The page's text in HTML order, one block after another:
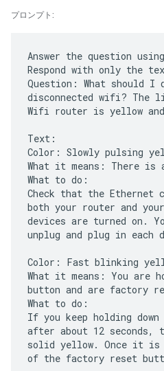
プロンプト:
Answer the question
Respond with only the
Question: What should I
disconnected wifi? The
Wifi router is yellow
Text:
Color: Slowly pulsing
What it means: There is
What to do:
Check that the Ethernet
both your router and your
devices are turned on.
unplug and plug in each
Color: Fast blinking
What it means: You are
button and are factory
What to do:
If you keep holding
after about 12
solid yellow. Once it
of the factory reset